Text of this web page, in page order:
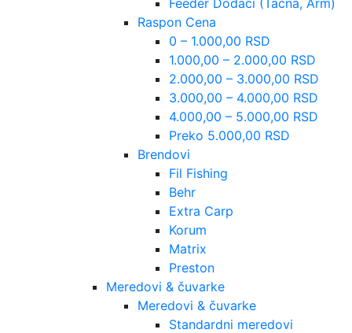
Raspon Cena
0 – 1.000,00 RSD
1.000,00 – 2.000,00 RSD
2.000,00 – 3.000,00 RSD
3.000,00 – 4.000,00 RSD
4.000,00 – 5.000,00 RSD
Preko 5.000,00 RSD
Brendovi
Fil Fishing
Behr
Extra Carp
Korum
Matrix
Preston
Meredovi & čuvarke
Meredovi & čuvarke
Standardni meredovi